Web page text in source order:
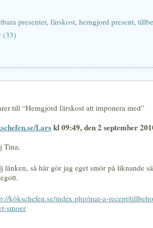
presenter, färskost, hemgjord present,
(33)
till “Hemgjord färskost att imponera med”
Larskl 09:49, den 2 september
Tina,
länken, så här gör jag eget smör på liknande
kökschefen.se/index.php/mat-a-recept/
smoer